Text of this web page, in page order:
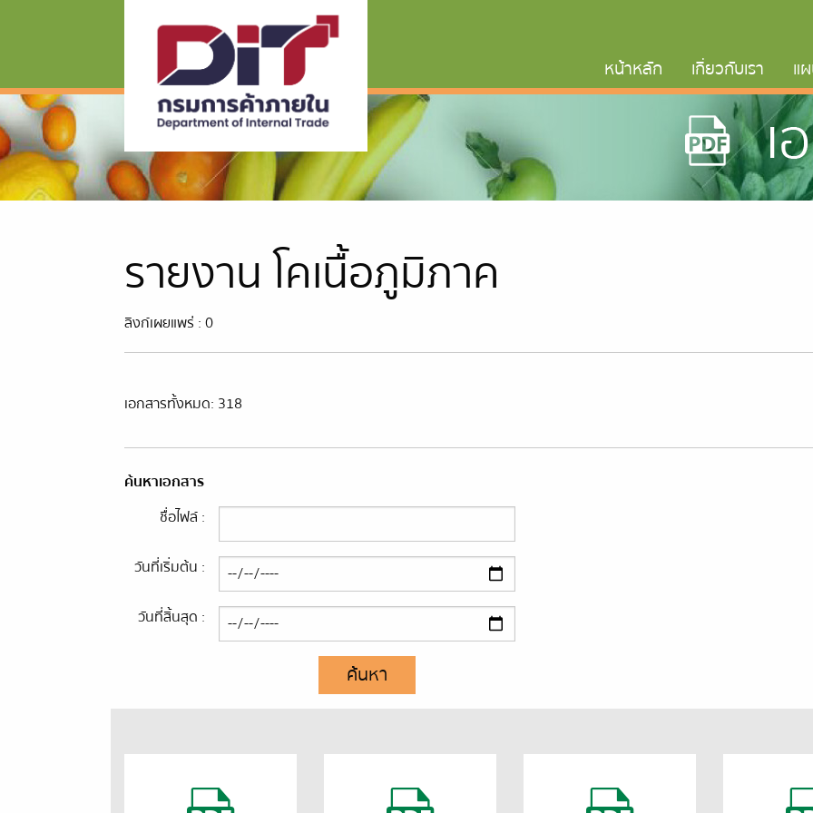
หน้าหลัก เกี่ยวกับเรา แ
รายงาน โคเนื้อภูมิภาค
ลิงก์เผยแพร่ : 0
เอกสารทั้งหมด: 318
ค้นหาเอกสาร
ชื่อไฟล์ :
วันที่เริ่มต้น :
วันที่สิ้นสุด :
ค้นหา